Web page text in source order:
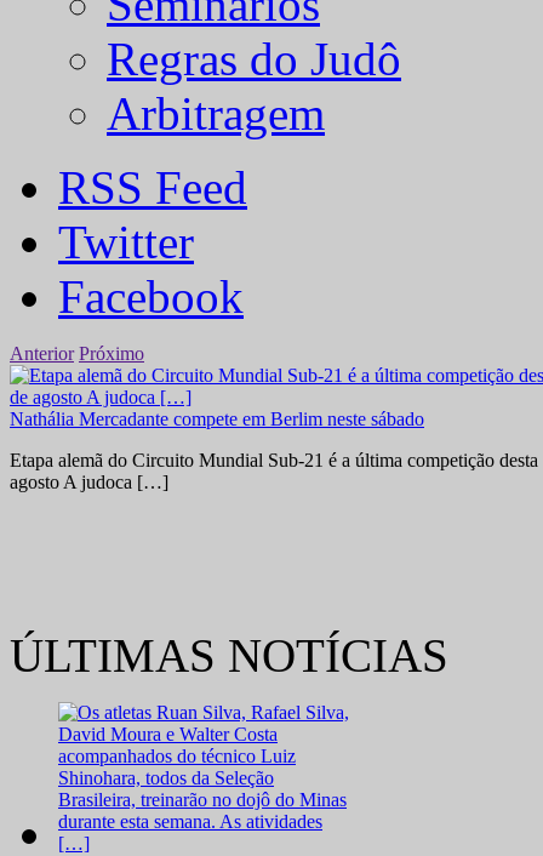
Regras do Judô
Arbitragem
RSS Feed
Twitter
Facebook
Anterior Próximo
Nathália Mercadante compete em Berlim neste sábado
Etapa alemã do Circuito Mundial Sub-21 é a última competição
agosto A judoca […]
ÚLTIMAS NOTÍCIAS